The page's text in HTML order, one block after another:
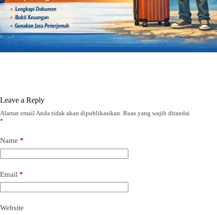
Leave a Reply
Alamat email Anda tidak akan dipublikasikan. Ruas yang wajib ditandai
*
Name *
Email *
Website